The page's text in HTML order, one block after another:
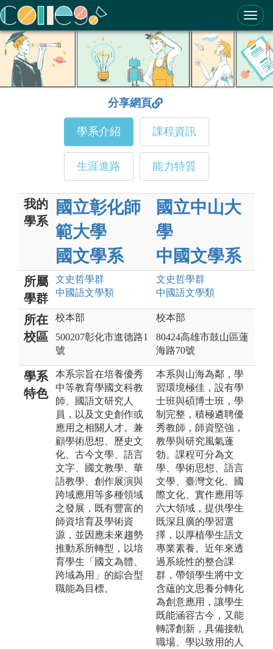
ColleGo! 大學選才與高中育才輔助系統
分享網頁
學系介紹 課程資訊
生涯進路 能力特質
我的
學系
國立彰化師
範大學
國文學系
國立中山大
學
中國文學系
所屬
學群
文史哲學群
中國語文學類
文史哲學群
中國語文學類
所在
校區
校本部
500207彰化市進德路1
號
校本部
80424高雄市鼓山區蓮
海路70號
學系
特色
本系宗旨在培養優秀
中等教育學國文科教
師、國語文研究人
員，以及文史創作或
應用之相關人才。兼
顧學術思想、歷史文
化、古今文學、語言
文字、國文教學、華
語教學、創作展演與
跨域應用等多種領域
之發展，既有豐富的
師資培育及學術資
源，並因應未來趨勢
推動系所轉型，以培
育學生「國文為體、
跨域為用」的綜合型
職能為目標。
本系與山海為鄰，學
習環境極佳，設有學
士班與碩博士班，學
制完整，積極遴聘優
秀教師，師資堅強，
教學與研究風氣蓬
勃。課程可分為文
學、學術思想、語言
文學、臺灣文化、國
際文化、實作應用等
六大領域，提供學生
既深且廣的學習選
擇，以厚植學生語文
專業素養。近年來透
過系統性的整合課
群，帶領學生將中文
含蘊的文思養分轉化
為創意應用，讓學生
既能涵容古今，又能
轉譯創新，具備接軌
職場、學以致用的人